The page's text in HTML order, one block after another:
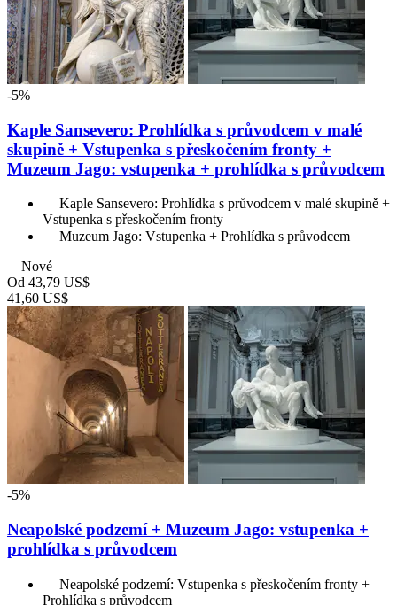
-5%
Kaple Sansevero: Prohlídka s průvodcem v malé
skupině + Vstupenka s přeskočením fronty +
Muzeum Jago: vstupenka + prohlídka s průvodcem
Kaple Sansevero: Prohlídka s průvodcem v malé skupině +
Vstupenka s přeskočením fronty
Muzeum Jago: Vstupenka + Prohlídka s průvodcem
Nové
Od 43,79 US$
41,60 US$
-5%
Neapolské podzemí + Muzeum Jago: vstupenka +
prohlídka s průvodcem
Neapolské podzemí: Vstupenka s přeskočením fronty +
Prohlídka s průvodcem